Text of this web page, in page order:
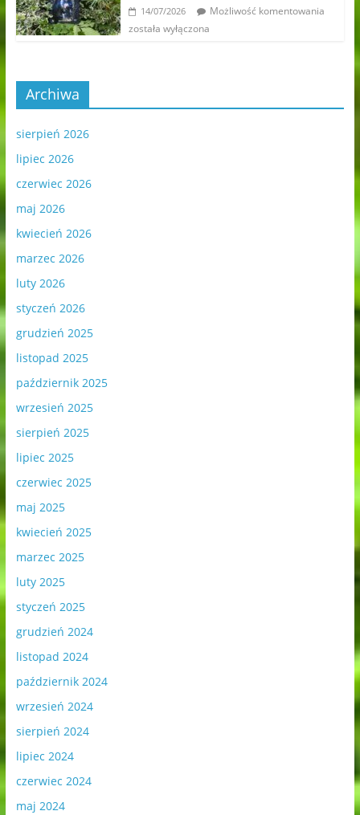
14/07/2026
Możliwość komentowania
została wyłączona
Archiwa
sierpień 2026
lipiec 2026
czerwiec 2026
maj 2026
kwiecień 2026
marzec 2026
luty 2026
styczeń 2026
grudzień 2025
listopad 2025
październik 2025
wrzesień 2025
sierpień 2025
lipiec 2025
czerwiec 2025
maj 2025
kwiecień 2025
marzec 2025
luty 2025
styczeń 2025
grudzień 2024
listopad 2024
październik 2024
wrzesień 2024
sierpień 2024
lipiec 2024
czerwiec 2024
maj 2024